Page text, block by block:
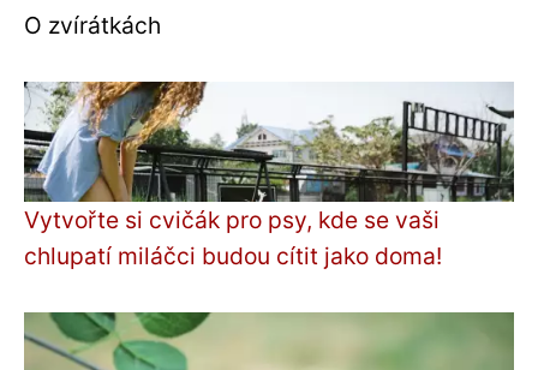
O zvírátkách
Vytvořte si cvičák pro psy, kde se vaši
chlupatí miláčci budou cítit jako doma!